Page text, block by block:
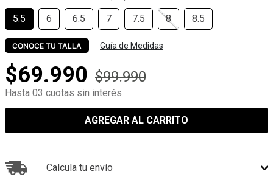
5.5 6 6.5 7 7.5 8 8.5
CONOCE TU TALLA Guía de Medidas
$69.990 $99.990
Hasta 03 cuotas sin interés
AGREGAR AL CARRITO
Calcula tu envío